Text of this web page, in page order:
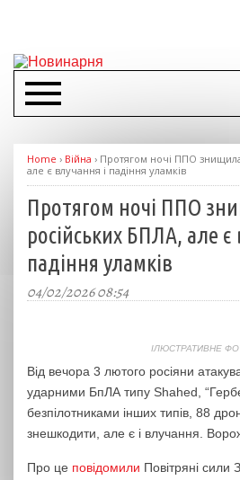
Home › Війна › Протягом ночі ППО
але є влучання і падіння уламків
Протягом ночі ППО
російських БПЛА, але є
падіння уламків
04/02/2026 08:54
ІЛЮСТРАТИВНЕ
Від вечора 3 лютого росіяни
ударними БпЛА типу Shahed,
безпілотниками інших типів, 88
знешкодити, але є і влучання.
Про це повідомили Повітряні сили